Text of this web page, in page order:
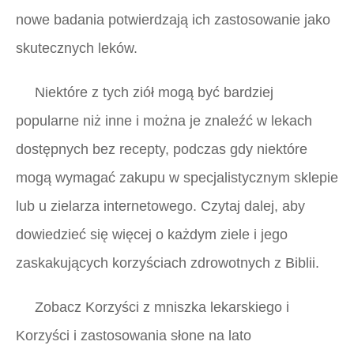
nowe badania potwierdzają ich zastosowanie jako
skutecznych leków.
Niektóre z tych ziół mogą być bardziej
popularne niż inne i można je znaleźć w lekach
dostępnych bez recepty, podczas gdy niektóre
mogą wymagać zakupu w specjalistycznym sklepie
lub u zielarza internetowego. Czytaj dalej, aby
dowiedzieć się więcej o każdym ziele i jego
zaskakujących korzyściach zdrowotnych z Biblii.
Zobacz Korzyści z mniszka lekarskiego i
Korzyści i zastosowania słone na lato